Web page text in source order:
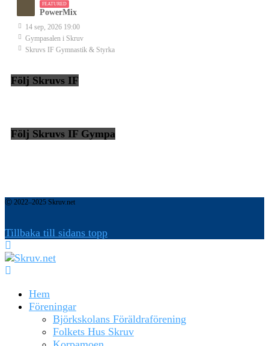
FEATURED
PowerMix
14 sep, 2026 19:00
Gympasalen i Skruv
Skruvs IF Gymnastik & Styrka
Följ Skruvs IF
Följ Skruvs IF Gympa
Ⓒ 2022–2025 Skruv.net
Tillbaka till sidans topp
Hem
Föreningar
Björkskolans Föräldraförening
Folkets Hus Skruv